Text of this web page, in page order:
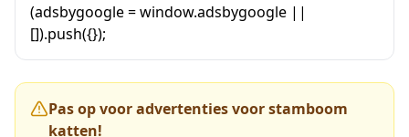
(adsbygoogle = window.adsbygoogle ||
[]).push({});
Pas op voor advertenties voor stamboom
katten!